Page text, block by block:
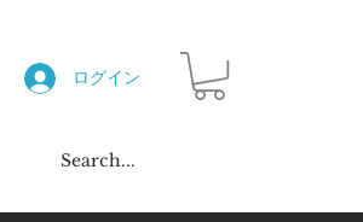
ログイン